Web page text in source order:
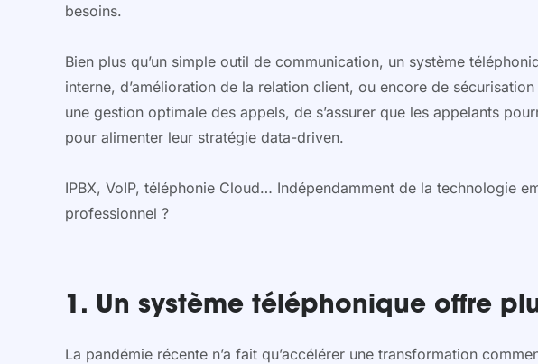
besoins.
Bien plus qu’un simple outil de communication, un système
interne, d’amélioration de la relation client, ou encore de
une gestion optimale des appels, de s’assurer que les appelants
pour alimenter leur stratégie data-driven.
IPBX, VoIP, téléphonie Cloud… Indépendamment de la technologie
professionnel ?
1. Un système téléphonique offre
La pandémie récente n’a fait qu’accélérer une transformation